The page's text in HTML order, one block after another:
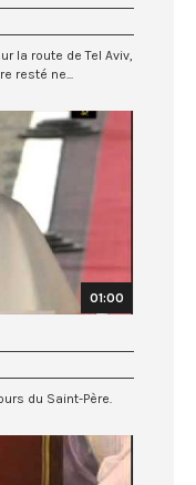
la route de Tel Aviv,
resté ne...
01:00
du Saint-Père.